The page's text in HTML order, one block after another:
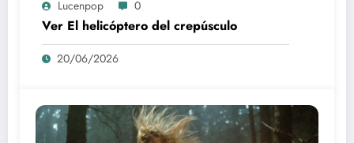
Lucenpop 0
Ver El helicóptero del crepúsculo
20/06/2026